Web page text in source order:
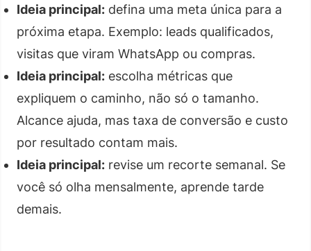
Ideia principal: defina uma meta única para a
próxima etapa. Exemplo: leads qualificados,
visitas que viram WhatsApp ou compras.
Ideia principal: escolha métricas que
expliquem o caminho, não só o tamanho.
Alcance ajuda, mas taxa de conversão e custo
por resultado contam mais.
Ideia principal: revise um recorte semanal. Se
você só olha mensalmente, aprende tarde
demais.